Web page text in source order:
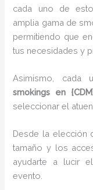
cada uno de
amplia gama de
permitiendo que
tus necesidades y
Asimismo, cada
smokings en
seleccionar el
Desde la elección
tamaño y los
ayudarte a lucir
evento.